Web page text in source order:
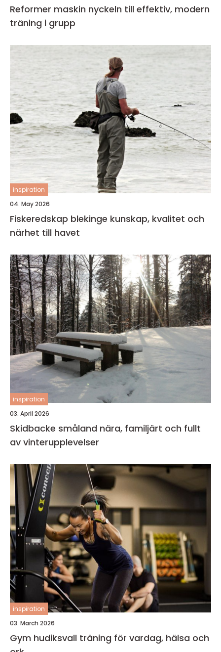
Reformer maskin nyckeln till effektiv, modern
träning i grupp
inspiration
04. May 2026
Fiskeredskap blekinge kunskap, kvalitet och
närhet till havet
inspiration
03. April 2026
Skidbacke småland nära, familjärt och fullt
av vinterupplevelser
inspiration
03. March 2026
Gym hudiksvall träning för vardag, hälsa och